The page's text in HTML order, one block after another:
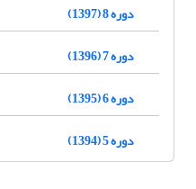
دوره 8 (1397)
دوره 7 (1396)
دوره 6 (1395)
دوره 5 (1394)